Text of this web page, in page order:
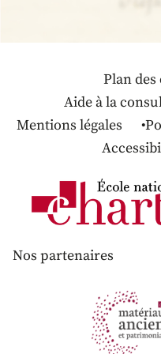
Plan
Aide à la
Mentions légales
Nos partenaires